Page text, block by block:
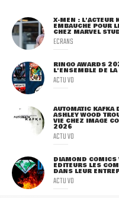
X-MEN : L'ACTEUR
EMBAUCHÉ POUR
CHEZ MARVEL
ECRANS
RINGO AWARDS
L'ENSEMBLE DE LA
ACTU VO
AUTOMATIC KAFKA
ASHLEY WOOD
VIE CHEZ IMAGE
2026
ACTU VO
DIAMOND COMICS
ÉDITEURS LES
DANS LEUR
ACTU VO